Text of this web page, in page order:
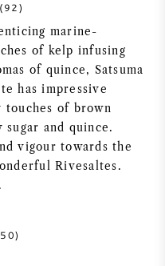
marine-
of kelp infusing
of quince, Satsuma
has impressive
touches of brown
and quince.
vigour towards the
Rivesaltes.